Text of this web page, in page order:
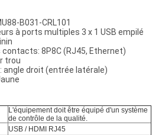
B031-CRL101
à ports multiples 3 x 1 USB empilé
8P8C (RJ45, Ethernet)
trou
angle droit (entrée latérale)
L'équipement doit être équipé d'un système
de contrôle de la qualité.
USB / HDMI RJ45